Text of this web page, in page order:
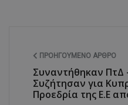
ΠΡΟΗΓΟΎΜΕΝΟ ΆΡΘΡΟ
Συναντήθηκαν ΠτΔ
Συζήτησαν για
Προεδρία της Ε.Ε